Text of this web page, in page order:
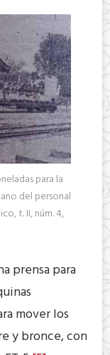
para la
del personal
t. II, núm. 4,
prensa para
mover los
y bronce, con